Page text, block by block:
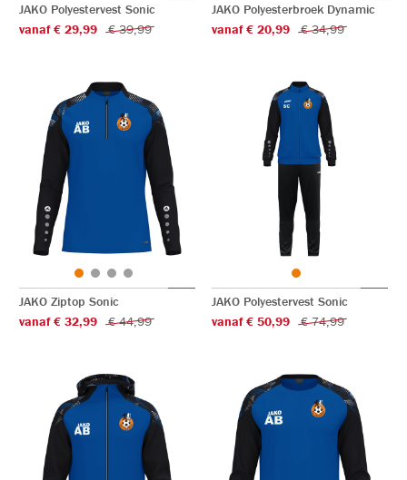
JAKO Polyestervest Sonic
vanaf € 29,99
€ 39,99
JAKO Polyesterbroek Dynamic
vanaf € 20,99
€ 34,99
JAKO Ziptop Sonic
vanaf € 32,99
€ 44,99
JAKO Polyestervest Sonic
vanaf € 50,99
€ 74,99